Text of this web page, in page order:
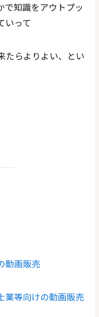
で知識をアウトプッ
いって
たらよりよい、とい
動画販売
業等向けの動画販売